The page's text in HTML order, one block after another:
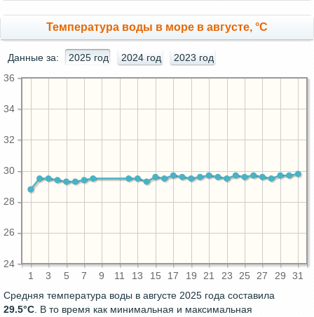
Температура воды в море в августе, °C
Данные за: 2025 год 2024 год 2023 год
1 3 5 7 9 11 13 15 17 19 21 23 25 27 29 31
24
26
28
30
32
34
36
Средняя температура воды в августе 2025 года составила
29.5°C . В то время как минимальная и максимальная